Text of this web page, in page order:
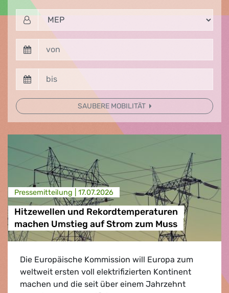
SAUBERE MOBILITÄT
Presse­mitteilung | 17.07.2026
Hitzewellen und Rekordtemperaturen
machen Umstieg auf Strom zum Muss
Die Europäische Kommission will Europa zum
weltweit ersten voll elektrifizierten Kontinent
machen und die seit über einem Jahrzehnt